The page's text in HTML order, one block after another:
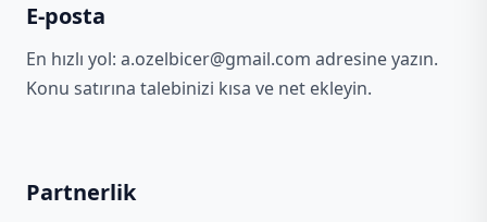
E-posta
En hızlı yol: a.ozelbicer@gmail.com adresine yazın.
Konu satırına talebinizi kısa ve net ekleyin.
Partnerlik